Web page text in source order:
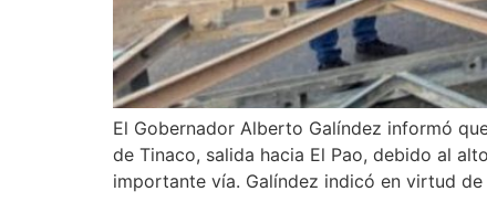
El Gobernador Alberto Galíndez informó
de Tinaco, salida hacia El Pao, debido al
importante vía. Galíndez indicó en virtud